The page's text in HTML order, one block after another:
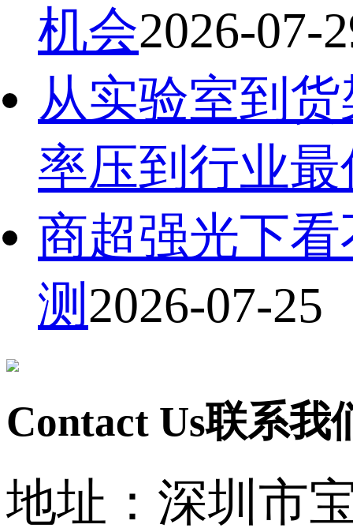
机会2026-07-
从实验室到
率压到行业最
商超强光下
测2026-07-25
Contact Us联系我
地址：深圳市